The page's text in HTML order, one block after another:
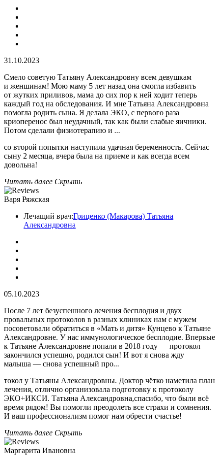
31.10.2023
Смело советую Татьяну Александровну всем девушкам
и женшинам! Мою маму 5 лет назад она смогла избавить
от жутких приливов, мама до сих пор к ней ходит теперь
каждый год на обследования. И мне Татьяна Александровна
помогла родить сына. Я делала ЭКО, с первого раза
криоперенос был неудачный, так как были слабые яичники.
Потом сделали физиотерапию и ...
со второй попытки наступила удачная беременность. Сейчас
сыну 2 месяца, вчера была на приеме и как всегда всем
довольна!
Читать далее Скрыть
Варя Ряжская
Лечащий врач:Гриценко (Макарова) Татьяна
Александровна
05.10.2023
После 7 лет безуспешного лечения бесплодия и двух
провальных протоколов в разных клиниках нам с мужем
посоветовали обратиться в «Мать и дитя» Кунцево к Татьяне
Александровне. У нас иммунологическое бесплодие. Впервые
к Татьяне Александровне попали в 2018 году — протокол
закончился успешно, родился сын! И вот я снова жду
малыша — снова успешный про...
токол у Татьяны Александровны. Доктор чётко наметила план
лечения, отлично организовала подготовку к протоколу
ЭКО+ИКСИ. Татьяна Александровна,спасибо, что были всё
время рядом! Вы помогли преодолеть все страхи и сомнения.
И ваш профессионализм помог нам обрести счастье!
Читать далее Скрыть
Маргарита Ивановна